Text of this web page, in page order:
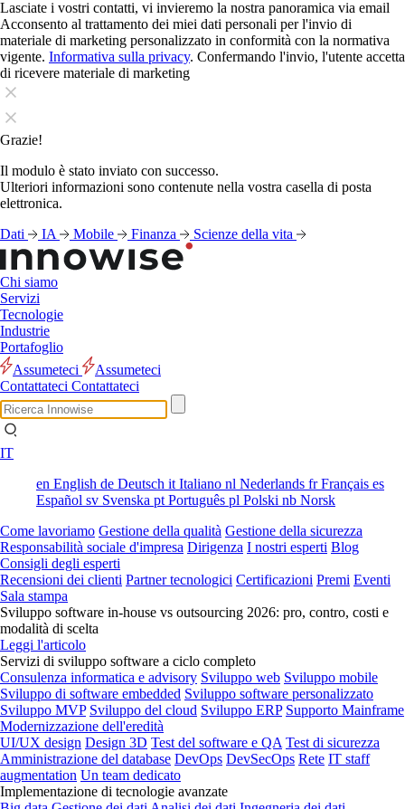
Lasciate i vostri contatti, vi invieremo la nostra panoramica via email
Acconsento al trattamento dei miei dati personali per l'invio di
materiale di marketing personalizzato in conformità con la normativa
vigente. Informativa sulla privacy. Confermando l'invio, l'utente accetta
di ricevere materiale di marketing
Grazie!
Il modulo è stato inviato con successo.
Ulteriori informazioni sono contenute nella vostra casella di posta
elettronica.
Dati
IA Mobile Finanza Scienze della vita
Chi siamo
Servizi
Tecnologie
Industrie
Portafoglio
Assumeteci
Assumeteci
Contattateci Contattateci
IT
en English de Deutsch it Italiano nl Nederlands frFrançais es
Español sv Svenska pt Português pl Polski nb Norsk
Come lavoriamo Gestione della qualità Gestione della sicurezza
Responsabilità sociale d'impresa Dirigenza I nostri esperti Blog
Consigli degli esperti
Recensioni dei clienti Partner tecnologici Certificazioni Premi Eventi
Sala stampa
Sviluppo software in-house vs outsourcing 2026: pro, contro, costi e
modalità di scelta
Leggi l'articolo
Servizi di sviluppo software a ciclo completo
Consulenza informatica e advisory Sviluppo web Sviluppo mobile
Sviluppo di software embedded Sviluppo software personalizzato
Sviluppo MVP Sviluppo del cloud Sviluppo ERP Supporto Mainframe
Modernizzazione dell'eredità
UI/UX design Design 3D Test del software e QA Test di sicurezza
Amministrazione del database DevOps DevSecOps Rete IT staff
augmentation Un team dedicato
Implementazione di tecnologie avanzate